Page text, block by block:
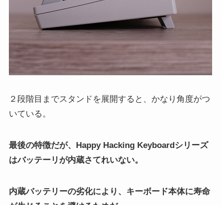
２段階目までスタンドを展開すると、かなり角度がつ
いている。
最後の特徴だが、Happy Hacking Keyboardシリーズ
はバッテーリが内蔵さてれいない。
内蔵バッテリーの劣化により、キーボード本体に寿命